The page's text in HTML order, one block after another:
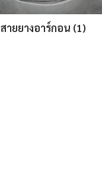
สายยางอาร์กอน (1)